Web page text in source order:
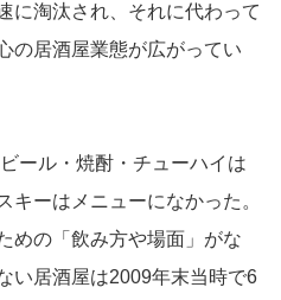
に淘汰され、それに代わって
の居酒屋業態が広がってい
ール・焼酎・チューハイは
キーはメニューになかった。
めの「飲み方や場面」がな
い居酒屋は2009年末当時で6